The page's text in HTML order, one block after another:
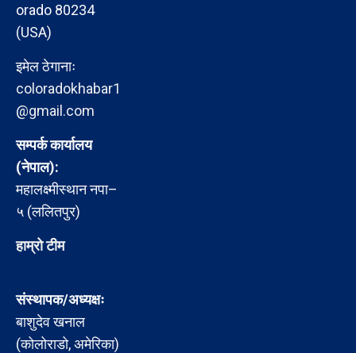
orado 80234
(USA)
इमेल ठेगानाः
coloradokhabar1
@gmail.com
सम्पर्क कार्यालय
(नेपाल):
महालक्ष्मीस्थान नपा–
५ (ललितपुर)
हाम्रो टीम
संस्थापक/अध्यक्षः
बाशुदेव खनाल
(कोलोराडो, अमेरिका)